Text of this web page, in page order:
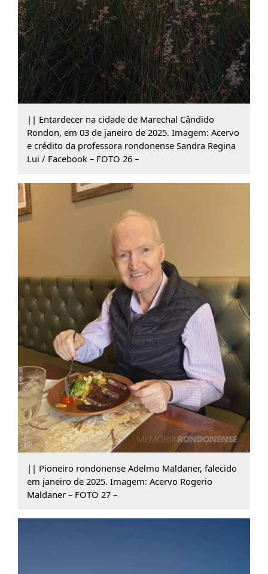
|| Entardecer na cidade de Marechal Cândido
Rondon, em 03 de janeiro de 2025. Imagem: Acervo
e crédito da professora rondonense Sandra Regina
Lui / Facebook – FOTO 26 –
|| Pioneiro rondonense Adelmo Maldaner, falecido
em janeiro de 2025. Imagem: Acervo Rogerio
Maldaner – FOTO 27 –